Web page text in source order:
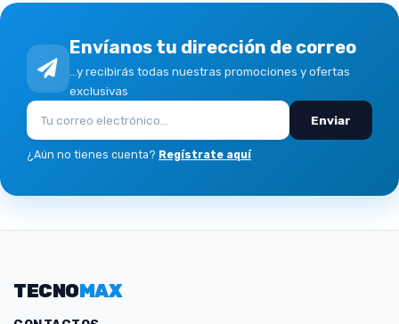
Envíanos tu dirección de correo
...y recibirás todas nuestras promociones y ofertas
exclusivas
Enviar
¿Aún no tienes cuenta? Regístrate aquí
TECNOMAX